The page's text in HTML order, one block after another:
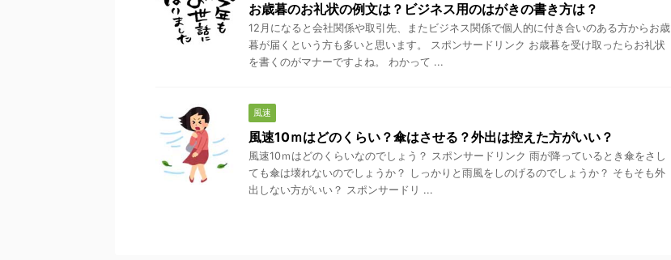
お歳暮のお礼状の例文は？ビジネス用のはがきの書き方は？
12月になると会社関係や取引先、またビジネス関係で個人的に付き合いのある方からお歳
暮が届くという方も多いと思います。 スポンサードリンク お歳暮を受け取ったらお礼状
を書くのがマナーですよね。 わかって ...
風速
風速10ｍはどのくらい？傘はさせる？外出は控えた方がいい？
風速10ｍはどのくらいなのでしょう？ スポンサードリンク 雨が降っているとき傘をさし
ても傘は壊れないのでしょうか？ しっかりと雨風をしのげるのでしょうか？ そもそも外
出しない方がいい？ スポンサードリ ...